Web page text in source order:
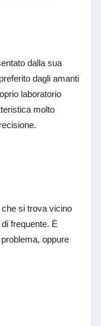
dalla sua
dagli amanti
laboratorio
molto
si trova vicino
frequente. È
oppure